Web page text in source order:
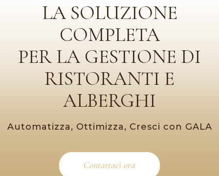
LA SOLUZIONE
COMPLETA
PER LA GESTIONE DI
RISTORANTI E
ALBERGHI
Automatizza, Ottimizza, Cresci con GALA
Contattaci ora